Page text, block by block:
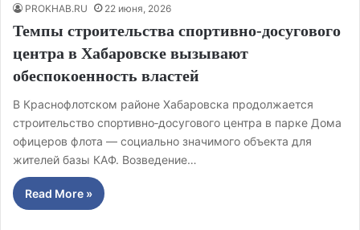
PROKHAB.RU 22 июня, 2026
Темпы строительства спортивно‑досугового
центра в Хабаровске вызывают
обеспокоенность властей
В Краснофлотском районе Хабаровска продолжается
строительство спортивно‑досугового центра в парке Дома
офицеров флота — социально значимого объекта для
жителей базы КАФ. Возведение…
Read More »